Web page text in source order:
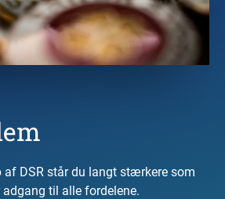
af DSR står du langt stærkere som
til alle fordelene.